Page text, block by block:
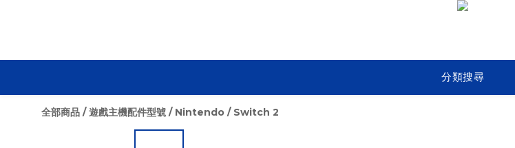
分類搜尋
全部商品 /遊戲主機配件型號 / Nintendo / Switch 2